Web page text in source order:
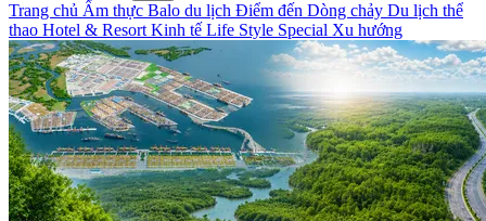
Trang chủ Ẩm thực Balo du lịch Điểm đến Dòng chảy Du lịch thể
thao Hotel & Resort Kinh tế Life Style Special Xu hướng